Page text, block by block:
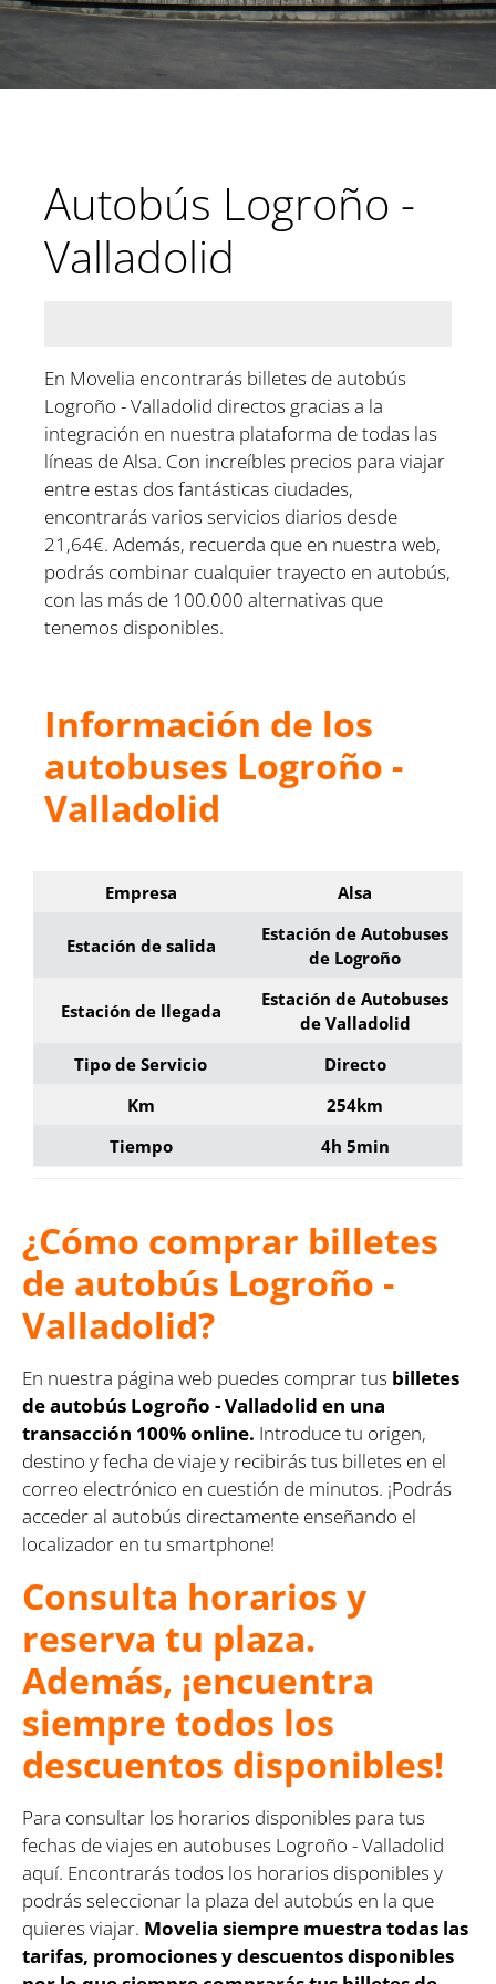
Autobús Logroño -
Valladolid
En Movelia encontrarás billetes de autobús
Logroño - Valladolid directos gracias a la
integración en nuestra plataforma de todas las
líneas de Alsa. Con increíbles precios para viajar
entre estas dos fantásticas ciudades,
encontrarás varios servicios diarios desde
21,64€. Además, recuerda que en nuestra web,
podrás combinar cualquier trayecto en autobús,
con las más de 100.000 alternativas que
tenemos disponibles.
Información de los
autobuses Logroño -
Valladolid
Empresa Alsa
Estación de salida
Estación de Autobuses
de Logroño
Estación de llegada
Estación de Autobuses
de Valladolid
Tipo de Servicio
Directo
Km
254km
Tiempo
4h 5min
¿Cómo comprar billetes
de autobús Logroño -
Valladolid?
En nuestra página web puedes comprar tus billetes
de autobús Logroño - Valladolid en una
transacción 100% online. Introduce tu origen,
destino y fecha de viaje y recibirás tus billetes en el
correo electrónico en cuestión de minutos. ¡Podrás
acceder al autobús directamente enseñando el
localizador en tu smartphone!
Consulta horarios y
reserva tu plaza.
Además, ¡encuentra
siempre todos los
descuentos disponibles!
Para consultar los horarios disponibles para tus
fechas de viajes en autobuses Logroño - Valladolid
aquí. Encontrarás todos los horarios disponibles y
podrás seleccionar la plaza del autobús en la que
quieres viajar. Movelia siempre muestra todas las
tarifas, promociones y descuentos disponibles